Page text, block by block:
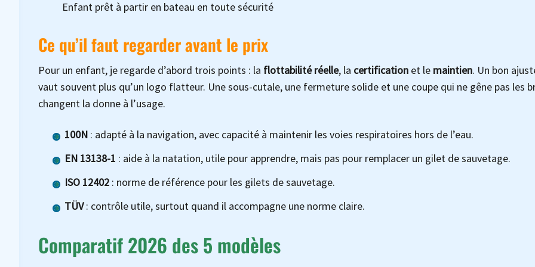
Enfant prêt à partir en bateau en toute sécurité
Ce qu’il faut regarder avant le prix
Pour un enfant, je regarde d’abord trois points : la flottabilité réelle, la certification et le maintien. Un bon
vaut souvent plus qu’un logo flatteur. Une sous-cutale, une fermeture solide et une coupe qui ne gêne pas les
changent la donne à l’usage.
100N : adapté à la navigation, avec capacité à maintenir les voies respiratoires hors de l’eau.
EN 13138-1 : aide à la natation, utile pour apprendre, mais pas pour remplacer un gilet de sauvetage.
ISO 12402 : norme de référence pour les gilets de sauvetage.
TÜV: contrôle utile, surtout quand il accompagne une norme claire.
Comparatif 2026 des 5 modèles